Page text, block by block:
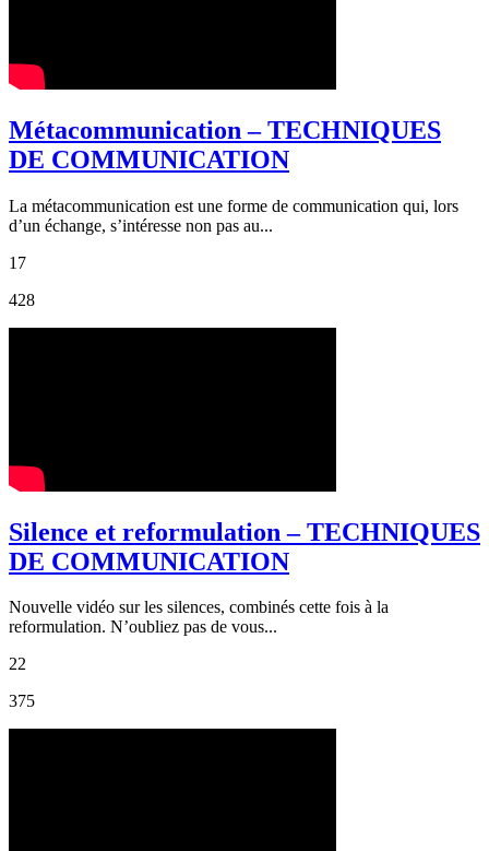
Métacommunication – TECHNIQUES
DE COMMUNICATION
La métacommunication est une forme de communication qui, lors
d’un échange, s’intéresse non pas au...
17
428
Silence et reformulation – TECHNIQUES
DE COMMUNICATION
Nouvelle vidéo sur les silences, combinés cette fois à la
reformulation. N’oubliez pas de vous...
22
375